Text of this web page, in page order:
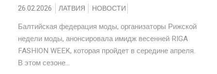
26.02.2026 ЛАТВИЯ НОВОСТИ
Балтийская федерация моды, организаторы Рижской
недели моды, анонсировала имидж весенней RIGA
FASHION WEEK, которая пройдет в середине апреля.
В этом сезоне...